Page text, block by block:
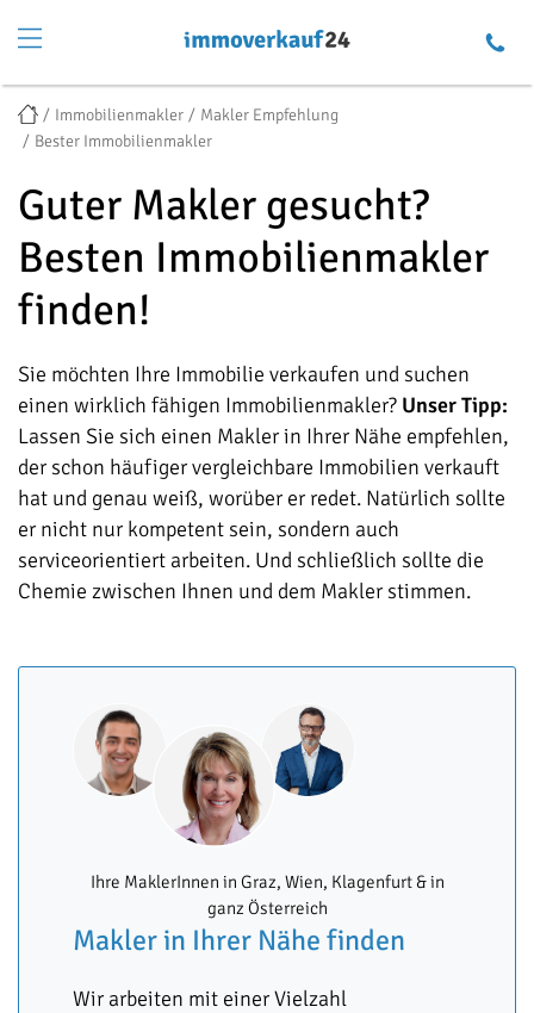
Immobilienmakler
Makler Empfehlung
Bester Immobilienmakler
Guter Makler gesucht?
Besten Immobilienmakler
finden!
Sie möchten Ihre Immobilie verkaufen und suchen
einen wirklich fähigen Immobilienmakler? Unser Tipp:
Lassen Sie sich einen Makler in Ihrer Nähe empfehlen,
der schon häufiger vergleichbare Immobilien verkauft
hat und genau weiß, worüber er redet. Natürlich sollte
er nicht nur kompetent sein, sondern auch
serviceorientiert arbeiten. Und schließlich sollte die
Chemie zwischen Ihnen und dem Makler stimmen.
Ihre MaklerInnen in Graz, Wien, Klagenfurt & in
ganz Österreich
Makler in Ihrer Nähe finden
Wir arbeiten mit einer Vielzahl